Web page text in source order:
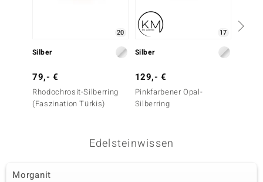
20
Silber
79,- €
Rhodochrosit-Silberring
(Faszination Türkis)
17
Silber
129,- €
Pinkfarbener Opal-
Silberring
Edelsteinwissen
Morganit